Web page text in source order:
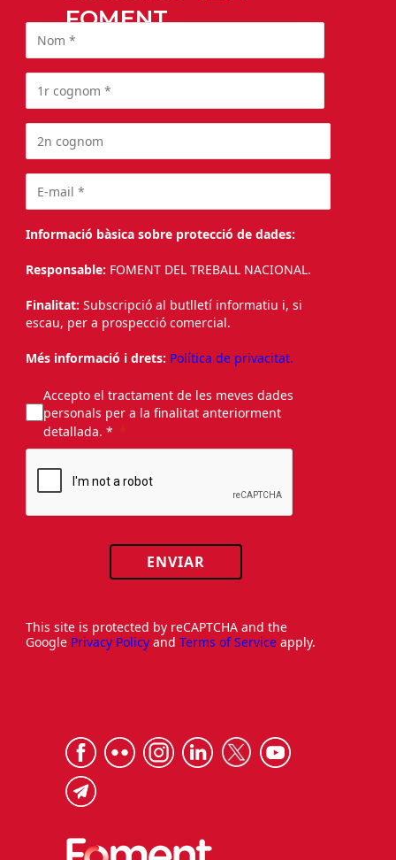
FOMENT
Informació bàsica sobre protecció de dades:
Responsable: FOMENT DEL TREBALL NACIONAL.
Finalitat: Subscripció al butlletí informatiu i, si
escau, per a prospecció comercial.
Més informació i drets: Política de privacitat.
Accepto el tractament de les meves dades
personals per a la finalitat anteriorment
detallada. *
ENVIAR
This site is protected by reCAPTCHA and the
Google Privacy Policy and Terms of Service apply.